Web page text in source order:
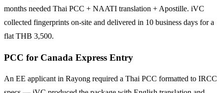
months needed Thai PCC + NAATI translation + Apostille. iVC
collected fingerprints on-site and delivered in 10 business days for a
flat THB 3,500.
PCC for Canada Express Entry
An EE applicant in Rayong required a Thai PCC formatted to IRCC